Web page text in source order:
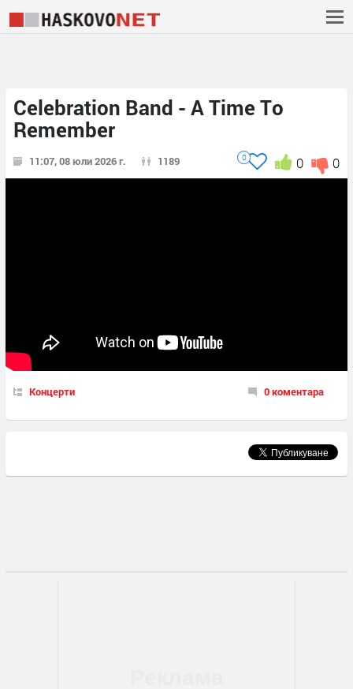
Celebration Band - A Time Тo
Remember
11:07, 08 юли 2026 г. 1189 0
0
0
Концерти 0 коментара